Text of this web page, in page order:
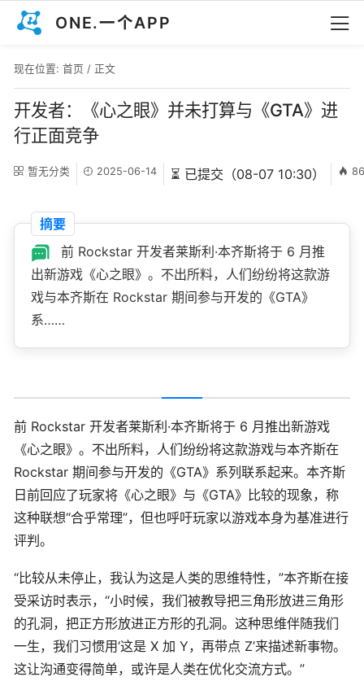
ONE.一个APP
现在位置: 首页 / 正文
开发者：《心之眼》并未打算与《GTA》进
行正面竞争
暂无分类 2025-06-14 ⏳ 已提交（08-07 10:30）
摘要
前 Rockstar 开发者莱斯利·本齐斯将于 6 月推
出新游戏《心之眼》。不出所料，人们纷纷将这款游
戏与本齐斯在 Rockstar 期间参与开发的《GTA》
系……
前 Rockstar 开发者莱斯利·本齐斯将于 6 月推出新游戏
《心之眼》。不出所料，人们纷纷将这款游戏与本齐斯在
Rockstar 期间参与开发的《GTA》系列联系起来。本齐斯
日前回应了玩家将《心之眼》与《GTA》比较的现象，称
这种联想“合乎常理”，但也呼吁玩家以游戏本身为基准进行
评判。
“比较从未停止，我认为这是人类的思维特性，”本齐斯在接
受采访时表示，“小时候，我们被教导把三角形放进三角形
的孔洞，把正方形放进正方形的孔洞。这种思维伴随我们
一生，我们习惯用‘这是 X 加 Y，再带点 Z’来描述新事物。
这让沟通变得简单，或许是人类在优化交流方式。”